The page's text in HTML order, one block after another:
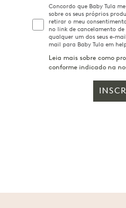
Concordo que Baby Tula
sobre os seus próprios
retirar o meu
no link de cancelamento
qualquer um dos seus e-
mail para Baby Tula em
Leia mais sobre como
conforme indicado na